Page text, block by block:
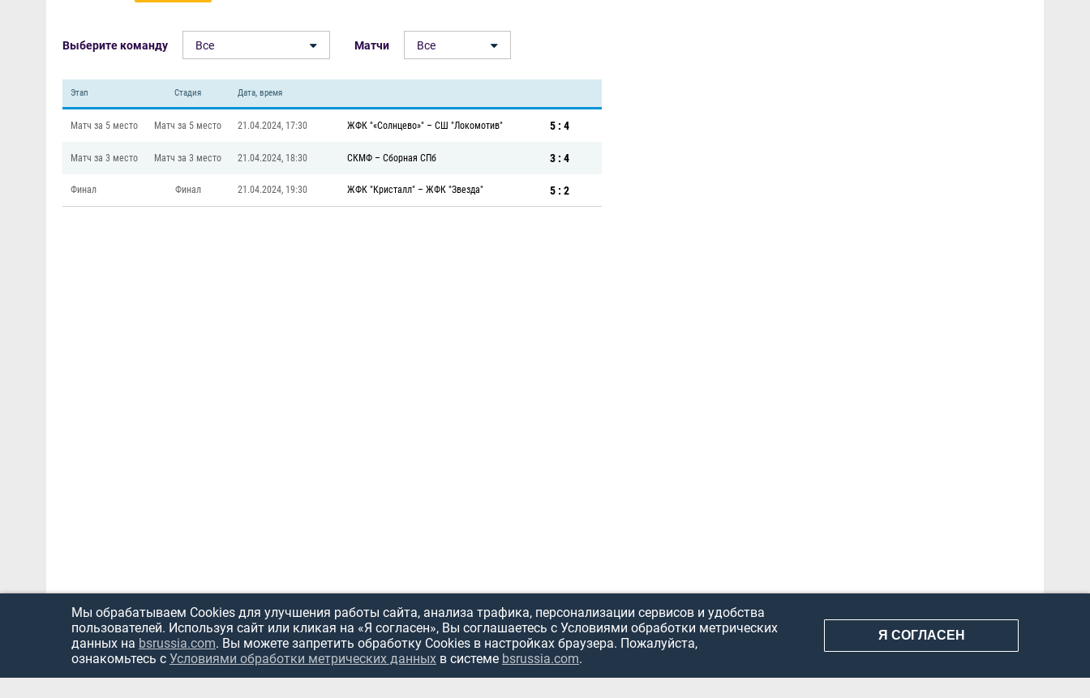
Выберите команду Все Матчи Все
Этап Стадия Дата, время
Матч за 5 место Матч за 5 место 21.04.2024, 17:30 ЖФК "«Солнцево»" – СШ "Локомотив" 5 : 4
Матч за 3 место Матч за 3 место 21.04.2024, 18:30 СКМФ – Сборная СПб 3 : 4
Финал Финал 21.04.2024, 19:30 ЖФК "Кристалл" – ЖФК "Звезда" 5 : 2
Мы обрабатываем Cookies для улучшения работы сайта, анализа трафика, персонализации сервисов и удобства
пользователей. Используя сайт или кликая на «Я согласен», Вы соглашаетесь с Условиями обработки метрических
данных на bsrussia.com. Вы можете запретить обработку Cookies в настройках браузера. Пожалуйста,
ознакомьтесь с Условиями обработки метрических данных в системе bsrussia.com.
Я СОГЛАСЕН